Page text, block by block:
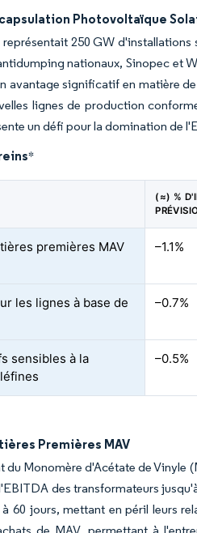
Photovoltaïque
représentait 250 GW
nationaux, Sinopec et
avantage significatif en matière
lignes de production
un défi pour la domination de
*
(≈) %
premières MAV –1.1%
les lignes à base de
–0.7%
sensibles à la
–0.5%
Premières MAV
Monomère d'Acétate de Vinyle
des transformateurs
60 jours, mettant en péril leurs